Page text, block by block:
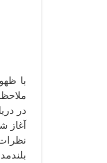
با
در